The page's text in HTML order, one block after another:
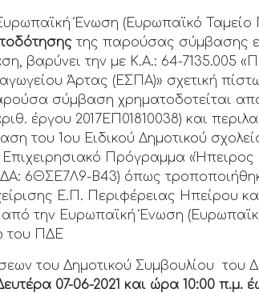
Ένωση (Ευρωπαϊκό Ταμείο
της παρούσας σύμβασης
βαρύνει την με Κ.Α.: 64-7135.005
Άρτας (ΕΣΠΑ)» σχετική
σύμβαση χρηματοδοτείται
έργου 2017ΕΠ01810038) και
του 1ου Ειδικού Δημοτικού
Πρόγραμμα «Ήπειρος
6ΘΣΕ7Λ9-Β43) όπως
Ε.Π. Περιφέρειας Ηπείρου
την Ευρωπαϊκή Ένωση
του ΠΔΕ
του Δημοτικού Συμβουλίου του
07-06-2021 και ώρα 10:00 π.μ.